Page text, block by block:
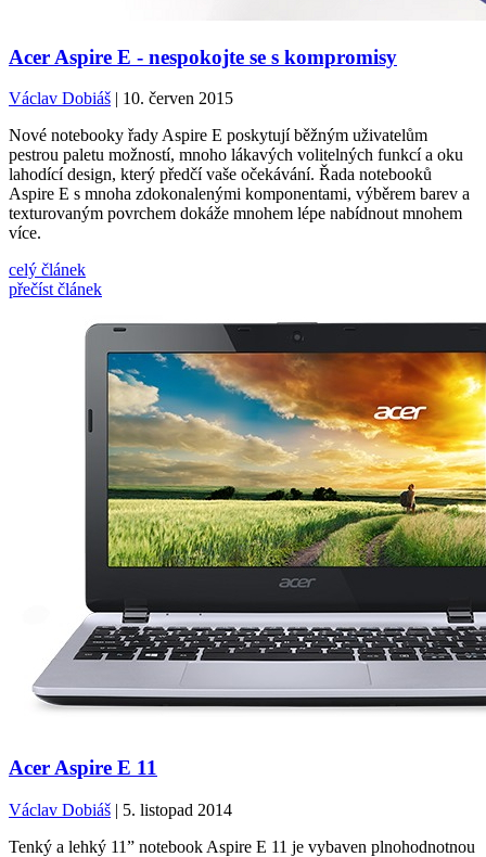
Acer Aspire E - nespokojte se s kompromisy
Václav Dobiáš| 10. červen 2015
Nové notebooky řady Aspire E poskytují běžným uživatelům
pestrou paletu možností, mnoho lákavých volitelných funkcí a oku
lahodící design, který předčí vaše očekávání. Řada notebooků
Aspire E s mnoha zdokonalenými komponentami, výběrem barev a
texturovaným povrchem dokáže mnohem lépe nabídnout mnohem
více.
celý článek
přečíst článek
Acer Aspire E 11
Václav Dobiáš| 5. listopad 2014
Tenký a lehký 11” notebook Aspire E 11 je vybaven plnohodnotnou